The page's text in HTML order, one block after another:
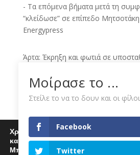
- Τα επόμενα βήματα μετά τη
“κλείδωσε” σε επίπεδο
Energypress
Άρτα: Έκρηξη και φωτιά σε
Εφημερίδα των Συντακτών
Έκρηξη σε υποσταθμό της ΔΕΗ
Άρτα: Χωρίς ηλεκτρικό ρεύμα
λόγω φωτιάς σε υποσταθμό της
Αρτα: Φωτιά σε υποσταθμό της
Χρησιμοποιούμε cookies για να σας
καλύτερη εμπειρία περιήγησης
Μπορείτε να μάθετε περισσότερα
Μοίρασε το ...
Στείλε το να το δουν και οι
Facebook
Twitter